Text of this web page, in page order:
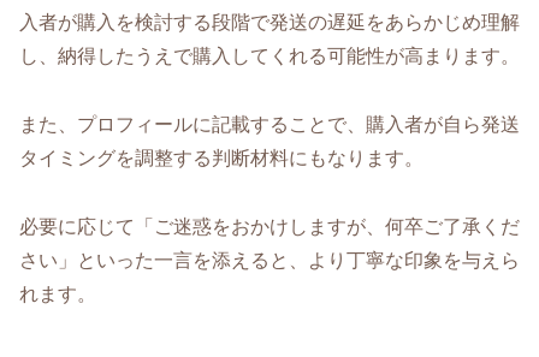
入者が購入を検討する段階で発送の遅延をあらかじめ理解
し、納得したうえで購入してくれる可能性が高まります。
また、プロフィールに記載することで、購入者が自ら発送
タイミングを調整する判断材料にもなります。
必要に応じて「ご迷惑をおかけしますが、何卒ご了承くだ
さい」といった一言を添えると、より丁寧な印象を与えら
れます。